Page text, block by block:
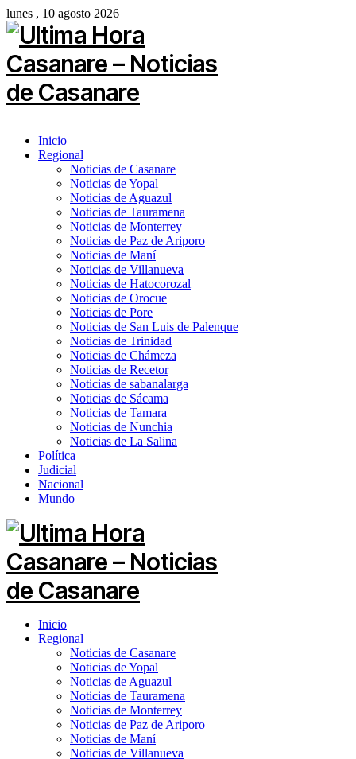
lunes , 10 agosto 2026
Inicio
Regional
Noticias de Casanare
Noticias de Yopal
Noticias de Aguazul
Noticias de Tauramena
Noticias de Monterrey
Noticias de Paz de Ariporo
Noticias de Maní
Noticias de Villanueva
Noticias de Hatocorozal
Noticias de Orocue
Noticias de Pore
Noticias de San Luis de Palenque
Noticias de Trinidad
Noticias de Chámeza
Noticias de Recetor
Noticias de sabanalarga
Noticias de Sácama
Noticias de Tamara
Noticias de Nunchia
Noticias de La Salina
Política
Judicial
Nacional
Mundo
Inicio
Regional
Noticias de Casanare
Noticias de Yopal
Noticias de Aguazul
Noticias de Tauramena
Noticias de Monterrey
Noticias de Paz de Ariporo
Noticias de Maní
Noticias de Villanueva